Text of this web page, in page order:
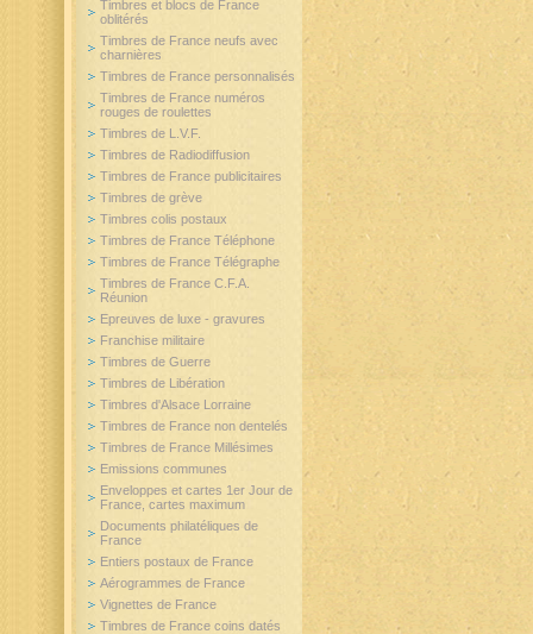
Timbres et blocs de France
oblitérés
Timbres de France neufs avec
charnières
Timbres de France personnalisés
Timbres de France numéros
rouges de roulettes
Timbres de L.V.F.
Timbres de Radiodiffusion
Timbres de France publicitaires
Timbres de grève
Timbres colis postaux
Timbres de France Téléphone
Timbres de France Télégraphe
Timbres de France C.F.A.
Réunion
Epreuves de luxe - gravures
Franchise militaire
Timbres de Guerre
Timbres de Libération
Timbres d'Alsace Lorraine
Timbres de France non dentelés
Timbres de France Millésimes
Emissions communes
Enveloppes et cartes 1er Jour de
France, cartes maximum
Documents philatéliques de
France
Entiers postaux de France
Aérogrammes de France
Vignettes de France
Timbres de France coins datés